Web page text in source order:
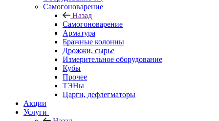
Самогоноварение
Назад
Самогоноварение
Арматура
Бражные колонны
Дрожжи, сырье
Измерительное оборудование
Кубы
Прочее
ТЭНы
Царги, дефлегматоры
Акции
Услуги